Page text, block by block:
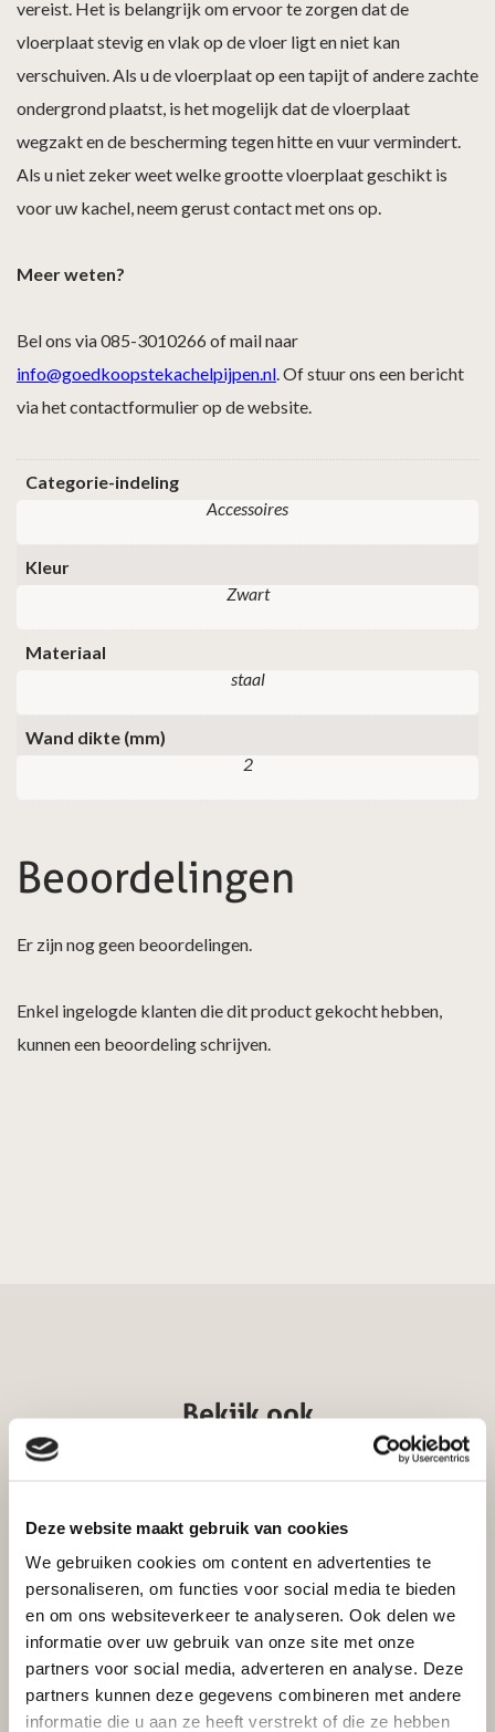
Deze website maakt gebruik van cookies
We gebruiken cookies om content en advertenties te
personaliseren, om functies voor social media te bieden
en om ons websiteverkeer te analyseren. Ook delen we
informatie over uw gebruik van onze site met onze
partners voor social media, adverteren en analyse. Deze
partners kunnen deze gegevens combineren met andere
informatie die u aan ze heeft verstrekt of die ze hebben
vereist. Het is belangrijk om ervoor te zorgen dat de
vloerplaat stevig en vlak op de vloer ligt en niet kan
verschuiven. Als u de vloerplaat op een tapijt of andere zachte
ondergrond plaatst, is het mogelijk dat de vloerplaat
wegzakt en de bescherming tegen hitte en vuur vermindert.
Als u niet zeker weet welke grootte vloerplaat geschikt is
voor uw kachel, neem gerust contact met ons op.
Meer weten?
Bel ons via 085-3010266 of mail naar
info@goedkoopstekachelpijpen.nl. Of stuur ons een bericht
via het contactformulier op de website.
Categorie-indeling
Accessoires
Kleur
Zwart
Materiaal
staal
Wand dikte (mm)
2
Beoordelingen
Er zijn nog geen beoordelingen.
Enkel ingelogde klanten die dit product gekocht hebben,
kunnen een beoordeling schrijven.
Bekijk ook
Vloerplaat antraciet vierkant 80x80cm
Incl. btw
€130,50
Excl. btw
€107,85
Toevoegen aan winkelwagen